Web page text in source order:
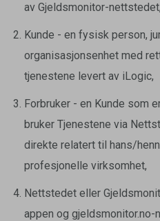
av Gjeldsmonitor-nettstedet,
Kunde - en fysisk person,
organisasjonsenhet med
tjenestene levert av iLogic,
Forbruker - en Kunde som
bruker Tjenestene via
direkte relatert til hans/
profesjonelle virksomhet,
Nettstedet eller
appen og